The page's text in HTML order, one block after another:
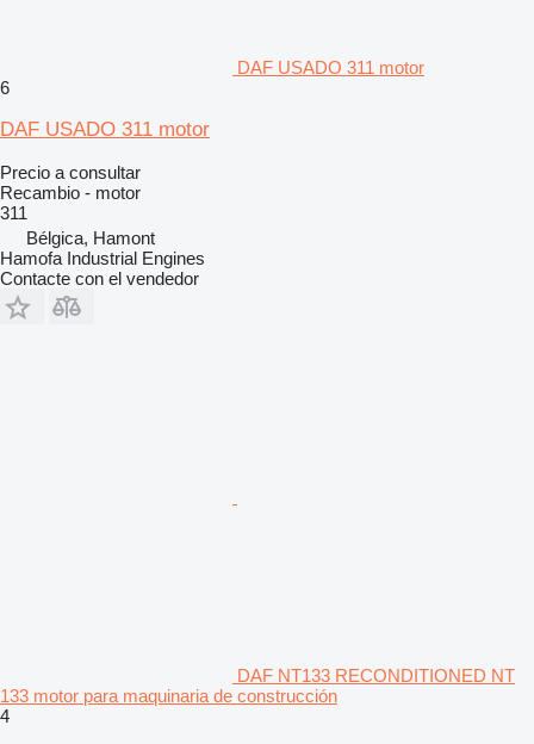
DAF USADO 311 motor
6
DAF USADO 311 motor
Precio a consultar
Recambio - motor
311
Bélgica, Hamont
Hamofa Industrial Engines
Contacte con el vendedor
DAF NT133 RECONDITIONED NT
133 motor para maquinaria de construcción
4